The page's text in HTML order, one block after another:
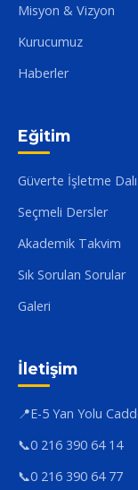
Misyon & Vizyon
Kurucumuz
Haberler
Eğitim
Güverte İşletme Dalı
Seçmeli Dersler
Akademik Takvim
Sık Sorulan Sorular
Galeri
İletişim
📍E-5 Yan Yolu
📞0 216 390 64 14
📞0 216 390 64 77